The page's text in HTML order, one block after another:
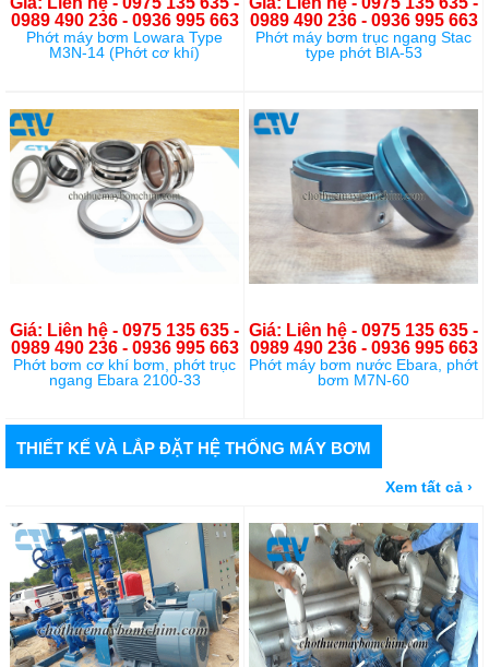
0989 490 236 - 0936 995 663
Phớt máy bơm Lowara Type
M3N-14 (Phớt cơ khí)
0989 490 236 - 0936 995 663
Phớt máy bơm trục ngang Stac
type phớt BIA-53
Giá: Liên hệ - 0975 135 635 -
0989 490 236 - 0936 995 663
Phớt bơm cơ khí bơm, phớt trục
ngang Ebara 2100-33
Giá: Liên hệ - 0975 135 635 -
0989 490 236 - 0936 995 663
Phớt máy bơm nước Ebara, phớt
bơm M7N-60
THIẾT KẾ VÀ LẮP ĐẶT HỆ THỐNG MÁY BƠM
Xem tất cả ›